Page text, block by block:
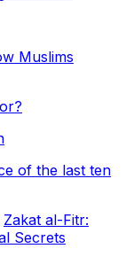
Muslims
of the last ten
Zakat al-Fitr:
Secrets